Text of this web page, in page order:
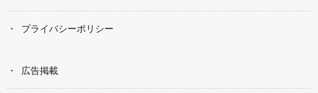
プライバシーポリシー
広告掲載